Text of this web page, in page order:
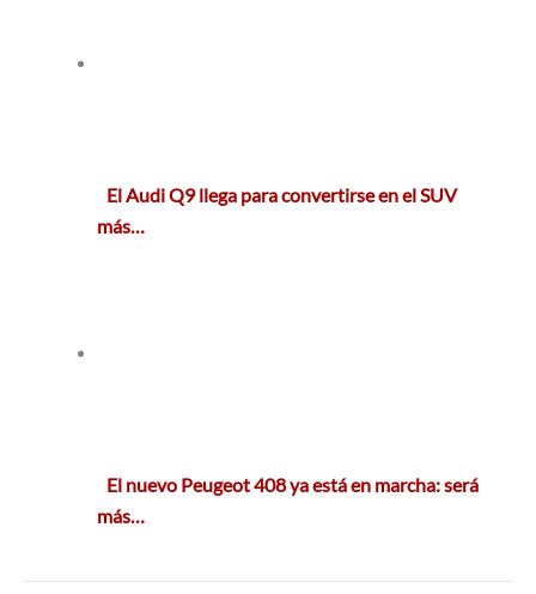
El Audi Q9 llega para convertirse en el SUV
más…
El nuevo Peugeot 408 ya está en marcha: será
más…